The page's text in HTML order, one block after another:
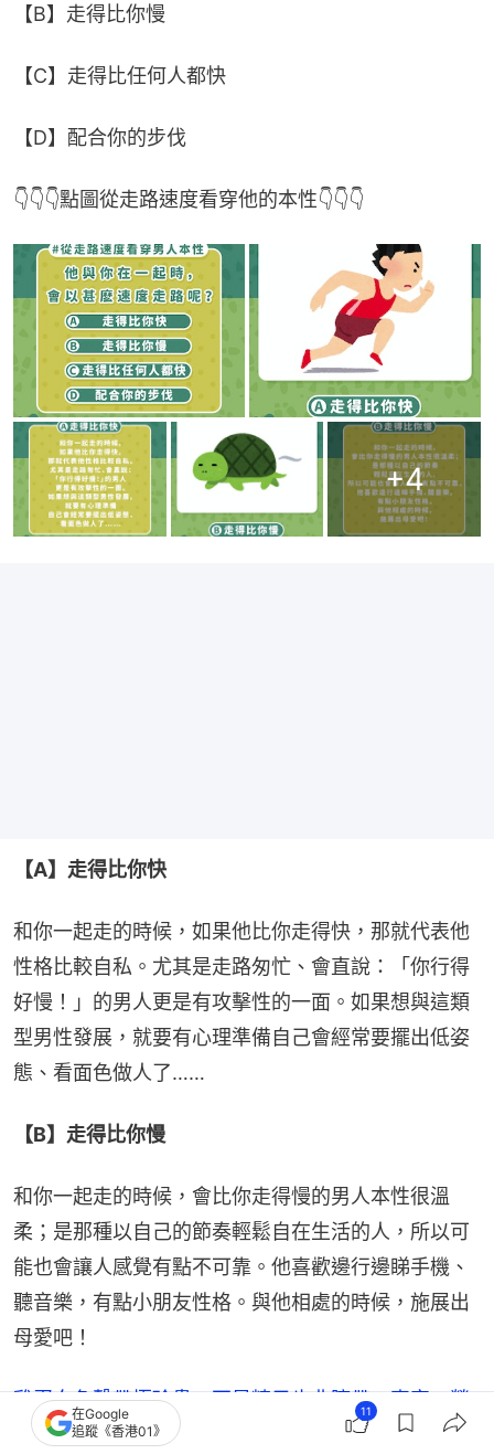
【B】走得比你慢
【C】走得比任何人都快
【D】配合你的步伐
👇👇👇點圖從走路速度看穿他的本性👇👇👇
+4
【A】走得比你快
和你一起走的時候，如果他比你走得快，那就代表他
性格比較自私。尤其是走路匆忙、會直說：「你行得
好慢！」的男人更是有攻擊性的一面。如果想與這類
型男性發展，就要有心理準備自己會經常要擺出低姿
態、看面色做人了……
【B】走得比你慢
和你一起走的時候，會比你走得慢的男人本性很溫
柔；是那種以自己的節奏輕鬆自在生活的人，所以可
能也會讓人感覺有點不可靠。他喜歡邊行邊睇手機、
聽音樂，有點小朋友性格。與他相處的時候，施展出
母愛吧！
雞蛋白色繫帶極珍貴 不是精子也非臍帶 專家：營
養價值媲美燕窩
在Google
追蹤《香港01》
11